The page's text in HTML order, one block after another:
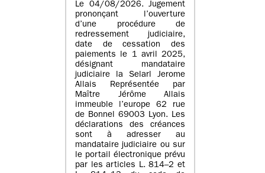
Le 04/08/2026. Jugement
prononçant l’ouverture
d’une procédure de
redressement judiciaire,
date de cessation des
paiements le 1 avril 2025,
désignant mandataire
judiciaire la Selarl Jerome
Allais Représentée par
Maître Jérôme Allais
immeuble l’europe 62 rue
de Bonnel 69003 Lyon. Les
déclarations des créances
sont à adresser au
mandataire judiciaire ou sur
le portail électronique prévu
par les articles L. 814–2 et